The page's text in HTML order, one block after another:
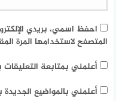
احفظ اسمي، بريدي
المتصفح لاستخدامها المرة
أعلمني بمتابعة التعليقات
أعلمني بالمواضيع الجديدة